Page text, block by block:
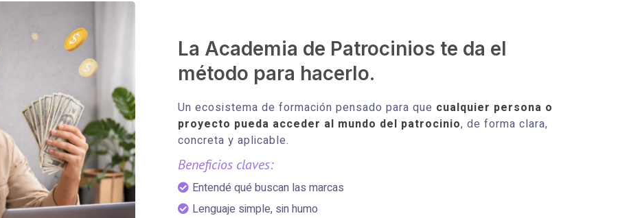
La Academia de Patrocinios te da el
método para hacerlo.
Un ecosistema de formación pensado para que cualquier persona o
proyecto pueda acceder al mundo del patrocinio, de forma clara,
concreta y aplicable.
Beneficios claves:
Entendé qué buscan las marcas
Lenguaje simple, sin humo